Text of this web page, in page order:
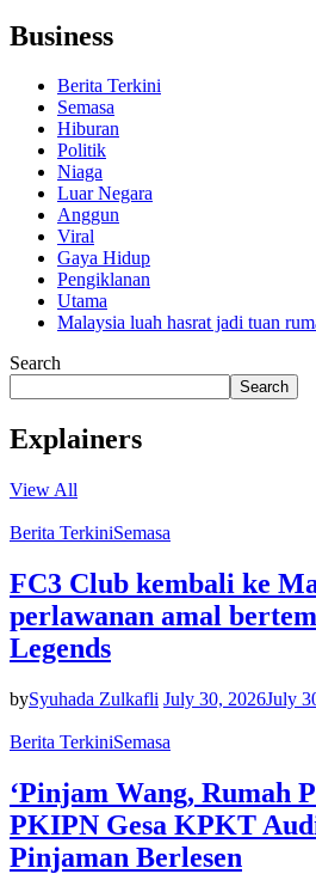
Business
Berita Terkini
Semasa
Hiburan
Politik
Niaga
Luar Negara
Anggun
Viral
Gaya Hidup
Pengiklanan
Utama
Malaysia luah hasrat jadi tuan
Search
Search
Explainers
View All
Berita TerkiniSemasa
FC3 Club kembali ke
perlawanan amal
Legends
bySyuhada Zulkafli July 30, 2026July
Berita TerkiniSemasa
‘Pinjam Wang, Rumah
PKIPN Gesa KPKT
Pinjaman Berlesen